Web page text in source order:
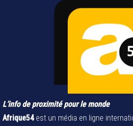
L’info de proximité pour le monde
Afrique54est un média en ligne